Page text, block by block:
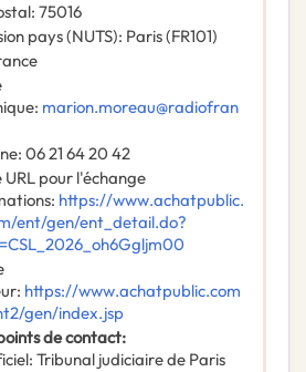
: 75016
pays (NUTS): Paris(FR101)
: marion.moreau@radiofran
: 06 21 64 20 42
URL pour l'échange
: https://www.achatpublic.
ent/gen/ent_detail.do?
: https://www.achatpublic.com
gen/index.jsp
de contact:
: Tribunal judiciaire de Paris